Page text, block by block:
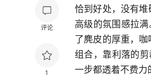
评论
1
恰到好处，没有
高级的氛围感拉
了麂皮的厚重，
组合，靠利落的
一步都透着不费力